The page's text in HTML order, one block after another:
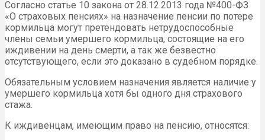
Согласно статье 10 закона от 28.12.2013 года №400-ФЗ
«О страховых пенсиях» на назначение пенсии по потере
кормильца могут претендовать нетрудоспособные
члены семьи умершего кормильца, состоящие на его
иждивении на день смерти, а так же безвестно
отсутствующего, если это доказано в судебном порядке.
Обязательным условием назначения является наличие у
умершего кормильца хотя бы одного дня страхового
стажа.
К иждивенцам, имеющим право на пенсию, относятся: